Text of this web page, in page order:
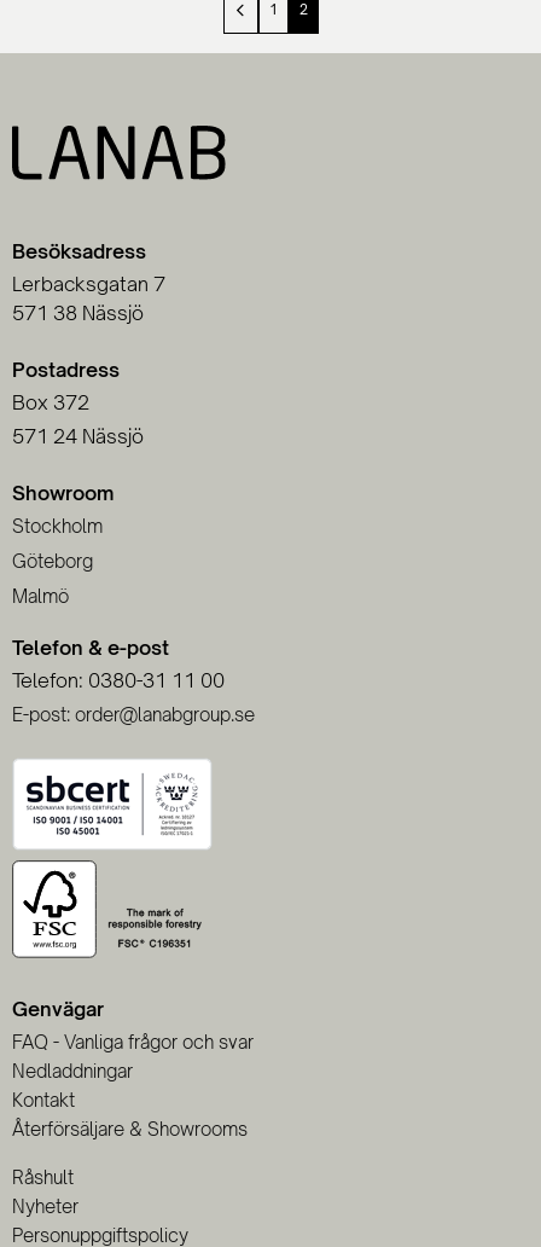
1 2
Besöksadress
Lerbacksgatan 7
571 38 Nässjö
Postadress
Box 372
571 24 Nässjö
Showroom
Stockholm
Göteborg
Malmö
Telefon & e-post
Telefon: 0380-31 11 00
E-post: order@lanabgroup.se
Genvägar
FAQ - Vanliga frågor och svar
Nedladdningar
Kontakt
Återförsäljare & Showrooms
Råshult
Nyheter
Personuppgiftspolicy